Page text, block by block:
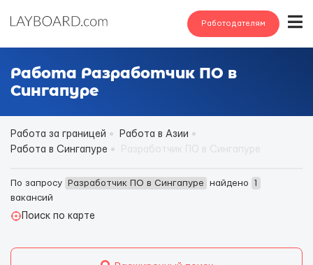
Работодателям
Работа Разработчик ПО в
Сингапуре
Работа за границей
Работа в Азии
Работа в Сингапуре
По запросу Разработчик ПО в Сингапуре найдено
1
вакансий
Поиск по карте